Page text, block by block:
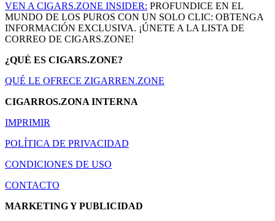
VEN A CIGARS.ZONE INSIDER: PROFUNDICE EN EL
MUNDO DE LOS PUROS CON UN SOLO CLIC: OBTENGA
INFORMACIÓN EXCLUSIVA. ¡ÚNETE A LA LISTA DE
CORREO DE CIGARS.ZONE!
¿QUÉ ES CIGARS.ZONE?
QUÉ LE OFRECE ZIGARREN.ZONE
CIGARROS.ZONA INTERNA
IMPRIMIR
POLÍTICA DE PRIVACIDAD
CONDICIONES DE USO
CONTACTO
MARKETING Y PUBLICIDAD